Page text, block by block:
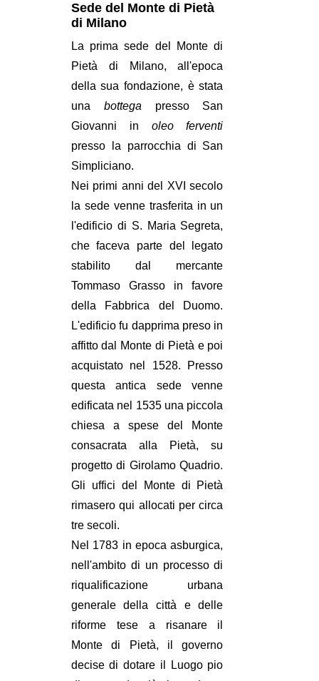
Sede del Monte di Pietà
di Milano
La prima sede del Monte di
Pietà di Milano, all'epoca
della sua fondazione, è stata
una bottega presso San
Giovanni in oleo ferventi
presso la parrocchia di San
Simpliciano.
Nei primi anni del XVI secolo
la sede venne trasferita in un
l'edificio di S. Maria Segreta,
che faceva parte del legato
stabilito dal mercante
Tommaso Grasso in favore
della Fabbrica del Duomo.
L'edificio fu dapprima preso in
affitto dal Monte di Pietà e poi
acquistato nel 1528. Presso
questa antica sede venne
edificata nel 1535 una piccola
chiesa a spese del Monte
consacrata alla Pietà, su
progetto di Girolamo Quadrio.
Gli uffici del Monte di Pietà
rimasero qui allocati per circa
tre secoli.
Nel 1783 in epoca asburgica,
nell'ambito di un processo di
riqualificazione urbana
generale della città e delle
riforme tese a risanare il
Monte di Pietà, il governo
decise di dotare il Luogo pio